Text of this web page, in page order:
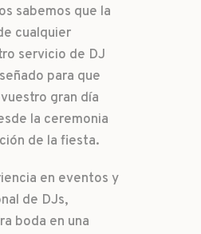
sabemos que la
cualquier
servicio de DJ
para que
gran día
la ceremonia
de la fiesta.
en eventos y
de DJs,
boda en una